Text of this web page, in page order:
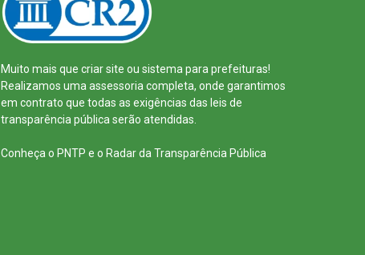
Muito mais que criar site ou sistema para prefeituras!
Realizamos uma assessoria completa, onde garantimos
em contrato que todas as exigências das leis de
transparência pública serão atendidas.
Conheça o PNTP e o Radar da Transparência Pública